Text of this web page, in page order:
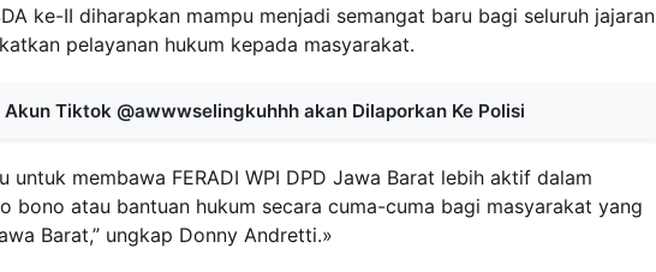
ke-II diharapkan mampu menjadi semangat baru bagi seluruh jajaran
pelayanan hukum kepada masyarakat.
Tiktok @awwwselingkuhhh akan Dilaporkan Ke Polisi
untuk membawa FERADI WPI DPD Jawa Barat lebih aktif dalam
bono atau bantuan hukum secara cuma-cuma bagi masyarakat yang
Barat,” ungkap Donny Andretti.»